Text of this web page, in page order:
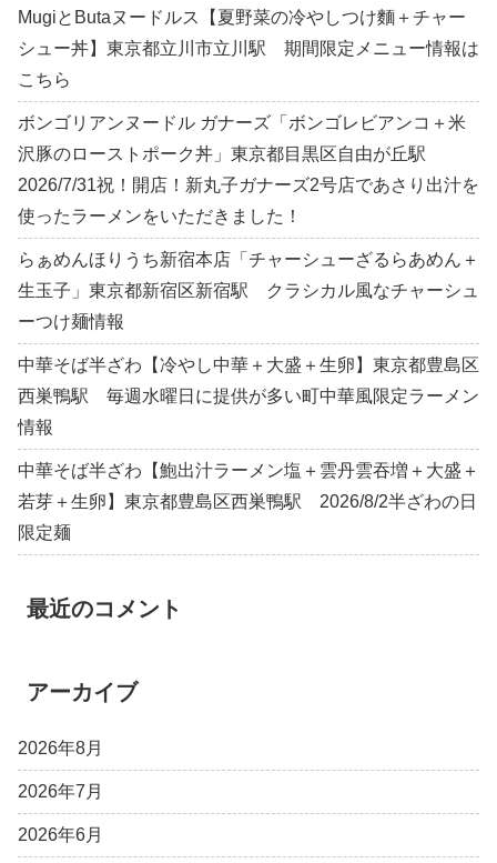
MugiとButaヌードルス【夏野菜の冷やしつけ麵＋チャー
シュー丼】東京都立川市立川駅 期間限定メニュー情報は
こちら
ボンゴリアンヌードル ガナーズ「ボンゴレビアンコ＋米
沢豚のローストポーク丼」東京都目黒区自由が丘駅
2026/7/31祝！開店！新丸子ガナーズ2号店であさり出汁を
使ったラーメンをいただきました！
らぁめんほりうち新宿本店「チャーシューざるらあめん＋
生玉子」東京都新宿区新宿駅 クラシカル風なチャーシュ
ーつけ麺情報
中華そば半ざわ【冷やし中華＋大盛＋生卵】東京都豊島区
西巣鴨駅 毎週水曜日に提供が多い町中華風限定ラーメン
情報
中華そば半ざわ【鮑出汁ラーメン塩＋雲丹雲吞増＋大盛＋
若芽＋生卵】東京都豊島区西巣鴨駅 2026/8/2半ざわの日
限定麺
最近のコメント
アーカイブ
2026年8月
2026年7月
2026年6月